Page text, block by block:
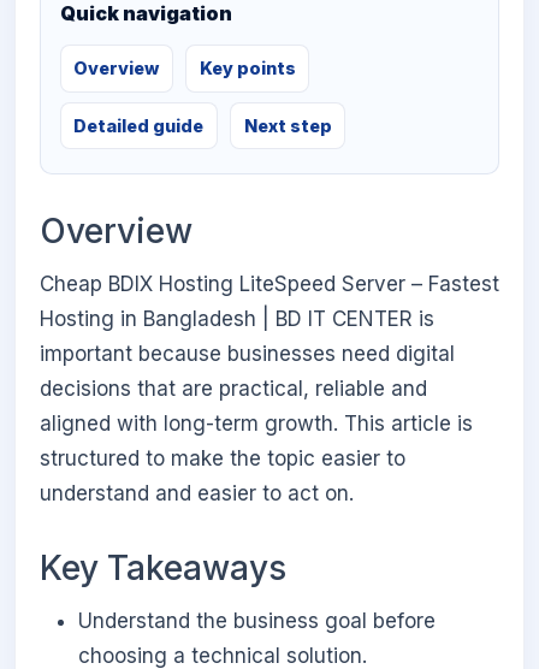
Quick navigation
Overview Key points
Detailed guide Next step
Overview
Cheap BDIX Hosting LiteSpeed Server – Fastest
Hosting in Bangladesh | BD IT CENTER is
important because businesses need digital
decisions that are practical, reliable and
aligned with long-term growth. This article is
structured to make the topic easier to
understand and easier to act on.
Key Takeaways
Understand the business goal before
choosing a technical solution.